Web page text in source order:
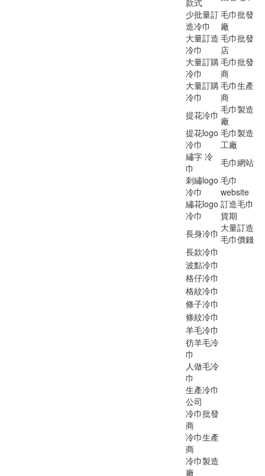
款式
少批量訂
造冷巾
毛巾批發
廠
大量訂造
冷巾
毛巾批發
店
大量訂購
冷巾
毛巾批發
商
大量訂購
冷巾
毛巾生產
商
提花冷巾 毛巾製造
廠
提花logo
冷巾
毛巾製造
工廠
繡字 冷
巾
毛巾網站
刺繡logo
冷巾
毛巾
website
繡花logo
冷巾
訂造毛巾
貨期
長身冷巾 大量訂造
毛巾價錢
長款冷巾
波點冷巾
格仔冷巾
格紋冷巾
條子冷巾
條紋冷巾
羊毛冷巾
彷羊毛冷
巾
人做毛冷
巾
生產冷巾
公司
冷巾批發
商
冷巾生產
商
冷巾製造
廠